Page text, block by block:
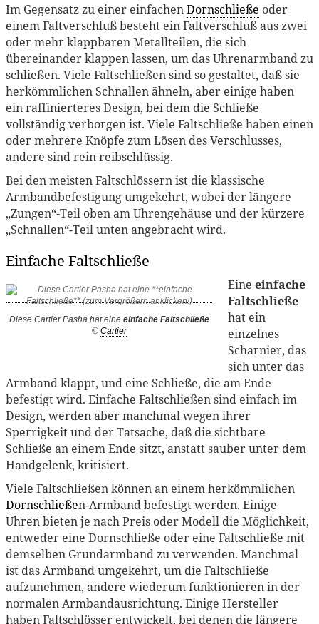
Im Gegensatz zu einer einfachenDornschließe oder
einem Faltverschluß besteht ein Faltverschluß aus zwei
oder mehr klappbaren Metallteilen, die sich
übereinander klappen lassen, um das Uhrenarmband zu
schließen. Viele Faltschließen sind so gestaltet, daß sie
herkömmlichen Schnallen ähneln, aber einige haben
ein raffinierteres Design, bei dem die Schließe
vollständig verborgen ist. Viele Faltschließe haben einen
oder mehrere Knöpfe zum Lösen des Verschlusses,
andere sind rein reibschlüssig.
Bei den meisten Faltschlössern ist die klassische
Armbandbefestigung umgekehrt, wobei der längere
„Zungen“-Teil oben am Uhrengehäuse und der kürzere
„Schnallen“-Teil unten angebracht wird.
Einfache Faltschließe
Diese Cartier Pasha hat eine einfache Faltschließe
© Cartier
Eineeinfache
Faltschließe
hat ein
einzelnes
Scharnier, das
sich unter das
Armband klappt, und eine Schließe, die am Ende
befestigt wird. Einfache Faltschließen sind einfach im
Design, werden aber manchmal wegen ihrer
Sperrigkeit und der Tatsache, daß die sichtbare
Schließe an einem Ende sitzt, anstatt sauber unter dem
Handgelenk, kritisiert.
Viele Faltschließen können an einem herkömmlichen
Dornschließen-Armband befestigt werden. Einige
Uhren bieten je nach Preis oder Modell die Möglichkeit,
entweder eine Dornschließe oder eine Faltschließe mit
demselben Grundarmband zu verwenden. Manchmal
ist das Armband umgekehrt, um die Faltschließe
aufzunehmen, andere wiederum funktionieren in der
normalen Armbandausrichtung. Einige Hersteller
haben Faltschlösser entwickelt, bei denen die längere